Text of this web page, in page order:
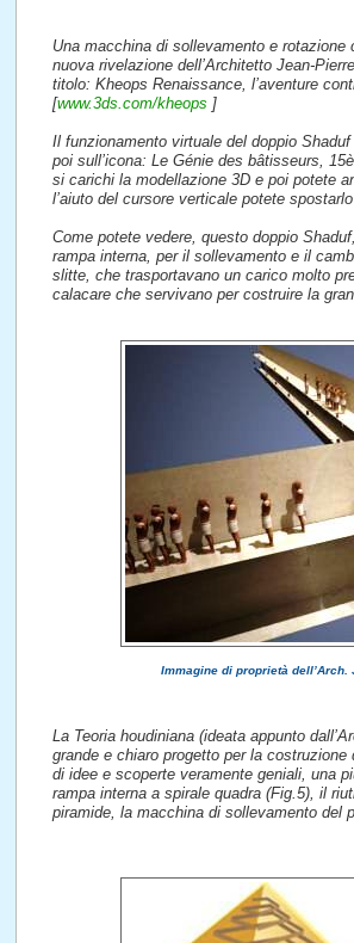
Una macchina di sollevamento e
nuova rivelazione dell’Architetto Jean-
titolo: Kheops Renaissance, l’aventure
[www.3ds.com/kheops ]
Il funzionamento virtuale del doppio
poi sull’icona: Le Génie des bâtisseurs,
si carichi la modellazione 3D e poi potete
l’aiuto del cursore verticale potete
Come potete vedere, questo doppio
rampa interna, per il sollevamento e il
slitte, che trasportavano un carico molto
calacare che servivano per costruire la
Immagine di proprietà
La Teoria houdiniana (ideata appunto
grande e chiaro progetto per la
di idee e scoperte veramente geniali, una
rampa interna a spirale quadra (Fig.5), il
piramide, la macchina di sollevamento del